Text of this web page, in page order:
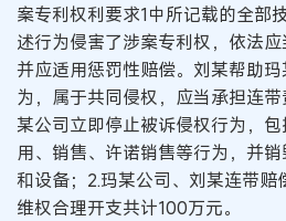
案专利权利要求1中所记载的全部
述行为侵害了涉案专利权，依法应
并应适用惩罚性赔偿。刘某帮助
为，属于共同侵权，应当承担连
某公司立即停止被诉侵权行为，
用、销售、许诺销售等行为，并
和设备；2.玛某公司、刘某连带赔
维权合理开支共计100万元。